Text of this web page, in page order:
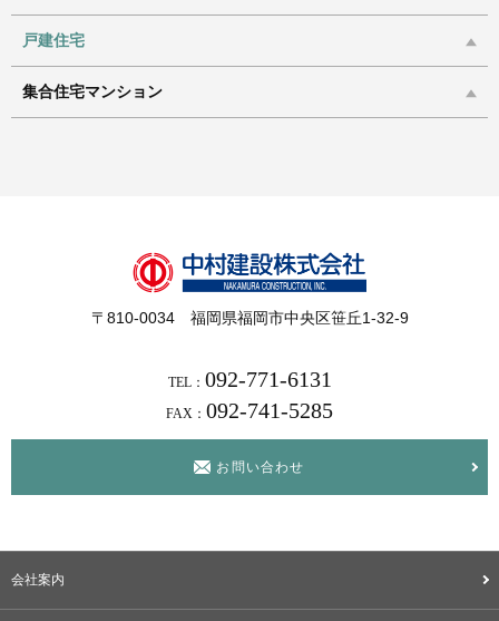
戸建住宅
集合住宅マンション
〒810-0034 福岡県福岡市中央区笹丘1-32-9
TEL： 092-771-6131
FAX： 092-741-5285
お問い合わせ
会社案内